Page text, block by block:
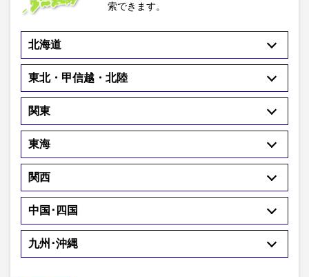
索できます。
北海道
東北・甲信越・北陸
関東
東海
関西
中国･四国
九州･沖縄